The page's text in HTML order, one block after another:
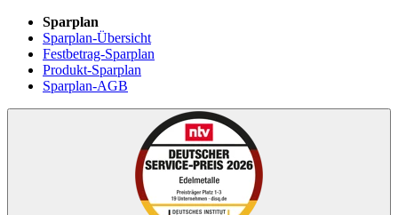
Sparplan
Sparplan-Übersicht
Festbetrag-Sparplan
Produkt-Sparplan
Sparplan-AGB